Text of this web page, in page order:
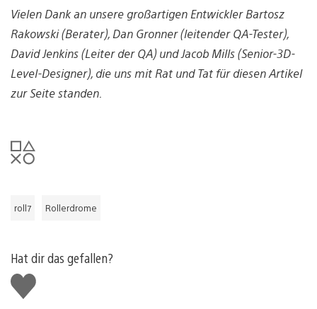
Vielen Dank an unsere großartigen Entwickler Bartosz
Rakowski (Berater), Dan Gronner (leitender QA-Tester),
David Jenkins (Leiter der QA) und Jacob Mills (Senior-3D-
Level-Designer), die uns mit Rat und Tat für diesen Artikel
zur Seite standen.
roll7 Rollerdrome
Hat dir das gefallen?
Gefällt
mir